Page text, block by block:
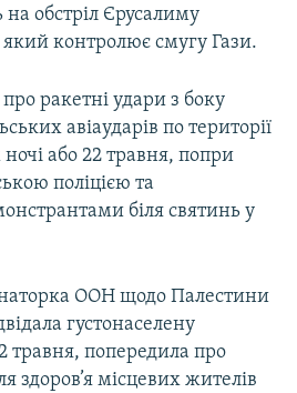
на обстріл Єрусалиму
контролює смугу Гази.
ракетні удари з боку
авіаударів по території
або 22 травня, попри
поліцією та
біля святинь у
ООН щодо Палестини
густонаселену
травня, попередила про
здоров’я місцевих жителів